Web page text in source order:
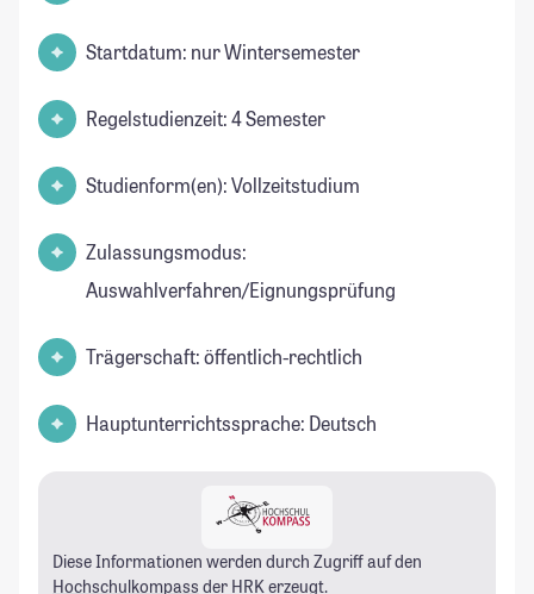
Startdatum: nur Wintersemester
Regelstudienzeit: 4 Semester
Studienform(en): Vollzeitstudium
Zulassungsmodus:
Auswahlverfahren/Eignungsprüfung
Trägerschaft: öffentlich-rechtlich
Hauptunterrichtssprache: Deutsch
Diese Informationen werden durch Zugriff auf den
Hochschulkompass der HRK erzeugt.